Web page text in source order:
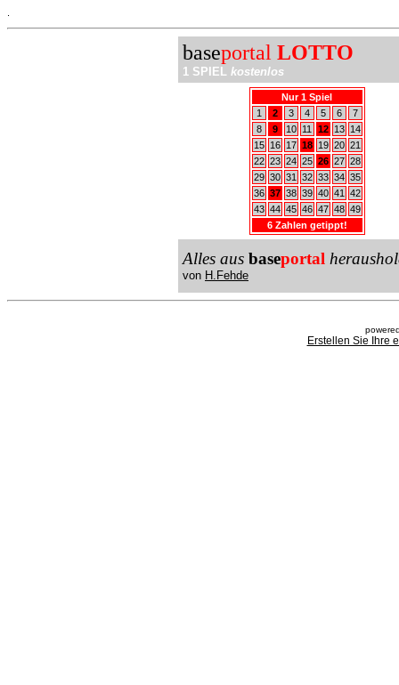
baseportal LOTTO
1 SPIEL kostenlos
Nur 1 Spiel
1
2 3 4 5 6
7
8
9 10 11 12 13
14
15
16 17 18 19 20 21
22 23 24 25 26 27 28
29 30 31 32 33 34 35
36 37 38 39 40 41
42
43 44 45 46 47 48 49
6 Zahlen getippt!
Alles aus baseportal
von H.Fehde
Erstellen Sie Ihre